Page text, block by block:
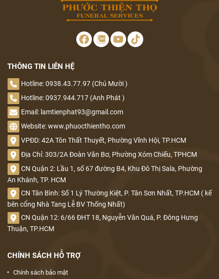
THÔNG TIN LIÊN HỆ
Hotline: 0938.43.77.97 (Chú Mười )
Hotline: 0937.944.717 (Anh Phát )
Email: lamtienphat93@gmail.com
Website: www.phuocthientho.com
VPĐD: 42A Tôn Thất Thuyết, Phường Vĩnh Hội, TP.HCM
Địa Chỉ: 303/2A Đoàn Văn Bơ, Phường Xóm Chiếu, TPHCM
CN Quận 2: Lầu 1, số 67 đường B4, Khu Đô Thị Sala, Phường
An Khánh, TP. HCM
CN Tân Bình: Số 1 Lý Thường Kiệt, P. Tân Sơn Nhất, TP.HCM ( kế
bên cổng Nhà Tang Lễ BV Thống Nhất)
CN Quận 12: 6/66 ĐHT 18, Nguyễn Văn Quá, P. Đông Hưng
Thuận, TP.HCM
CHÍNH SÁCH HỖ TRỢ
Chính sách bảo mật